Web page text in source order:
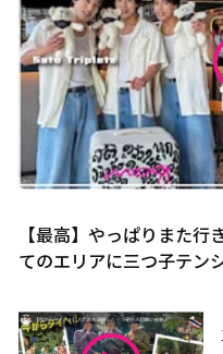
【最高】やっぱりまた
てのエリアに三つ子テン